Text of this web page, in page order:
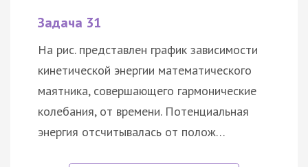
Задача 31
На рис. представлен график зависимости
кинетической энергии математического
маятника, совершающего гармонические
колебания, от времени. Потенциальная
энергия отсчитывалась от полож…